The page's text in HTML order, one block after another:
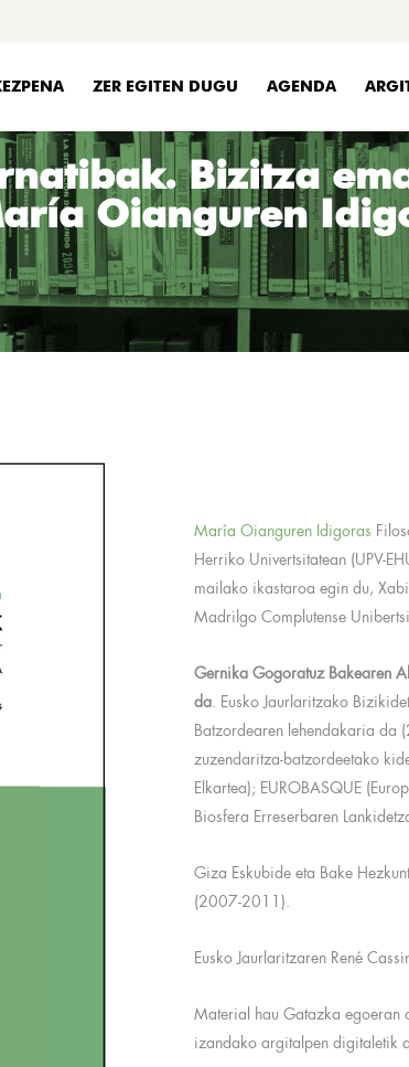
ZER EGITEN DUGU AGENDA
Bizitza
Oianguren
María Oianguren Idigoras
Herriko Univertsitatean (UPV-
mailako ikastaroa egin du,
Madrilgo Complutense
Gernika Gogoratuz Bakearen
da. Eusko Jaurlaritzako
Batzordearen lehendakaria da
zuzendaritza-batzordeetako
Elkartea); EUROBASQUE
Biosfera Erreserbaren
Giza Eskubide eta Bake
(2007-2011).
Eusko Jaurlaritzaren René
Material hau Gatazka egoeran
izandako argitalpen digitaletik